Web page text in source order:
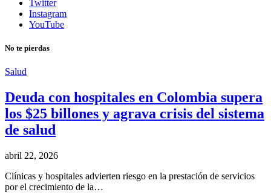
Twitter
Instagram
YouTube
No te pierdas
Salud
Deuda con hospitales en Colombia supera
los $25 billones y agrava crisis del sistema
de salud
abril 22, 2026
Clínicas y hospitales advierten riesgo en la prestación de servicios
por el crecimiento de la…